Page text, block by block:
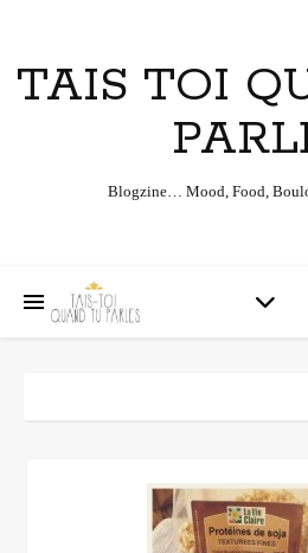
TAIS TOI
Blogzine… Mood, Food,